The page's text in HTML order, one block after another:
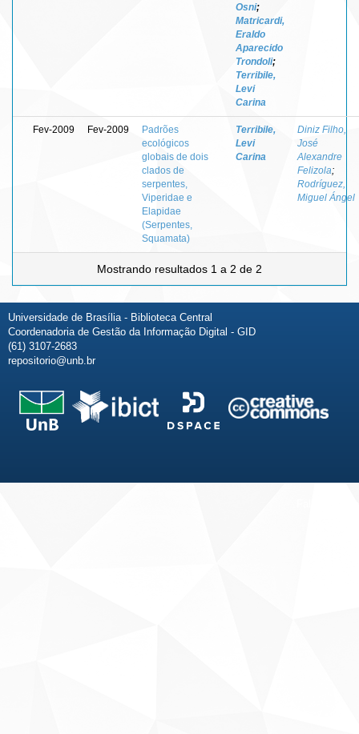
Osni;
Matricardi,
Eraldo
Aparecido
Trondoli;
Terribile,
Levi
Carina
Fev-2009 Fev-2009
Padrões
ecológicos
globais de dois
clados de
serpentes,
Viperidae e
Elapidae
(Serpentes,
Squamata)
Terribile,
Levi
Carina
Diniz Filho,
José
Alexandre
Felizola;
Rodríguez,
Miguel Ángel
Mostrando resultados 1 a 2 de 2
Universidade de Brasília - Biblioteca Central
Coordenadoria de Gestão da Informação Digital - GID
(61) 3107-2683
repositorio@unb.br